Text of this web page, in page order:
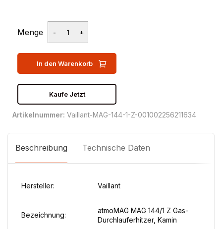
Menge
In den Warenkorb
Kaufe Jetzt
Artikelnummer: Vaillant-MAG-144-1-Z-001002256211634
Beschreibung Technische Daten
Hersteller: Vaillant
Bezeichnung:
atmoMAG MAG 144/1 Z Gas-
Durchlauferhitzer, Kamin